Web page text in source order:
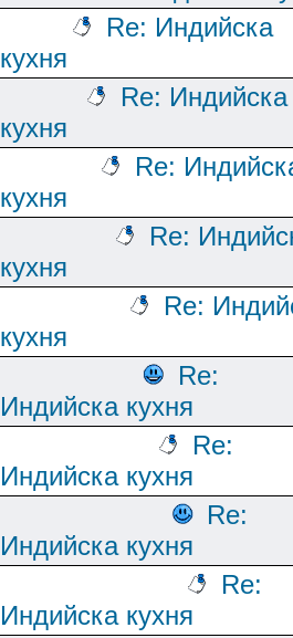
Re: Индийска
кухня
Re: Индийска
кухня
Re:
кухня
Re:
кухня
Re:
кухня
Re:
Индийска кухня
Re:
Индийска кухня
Re:
Индийска кухня
Re:
Индийска кухня